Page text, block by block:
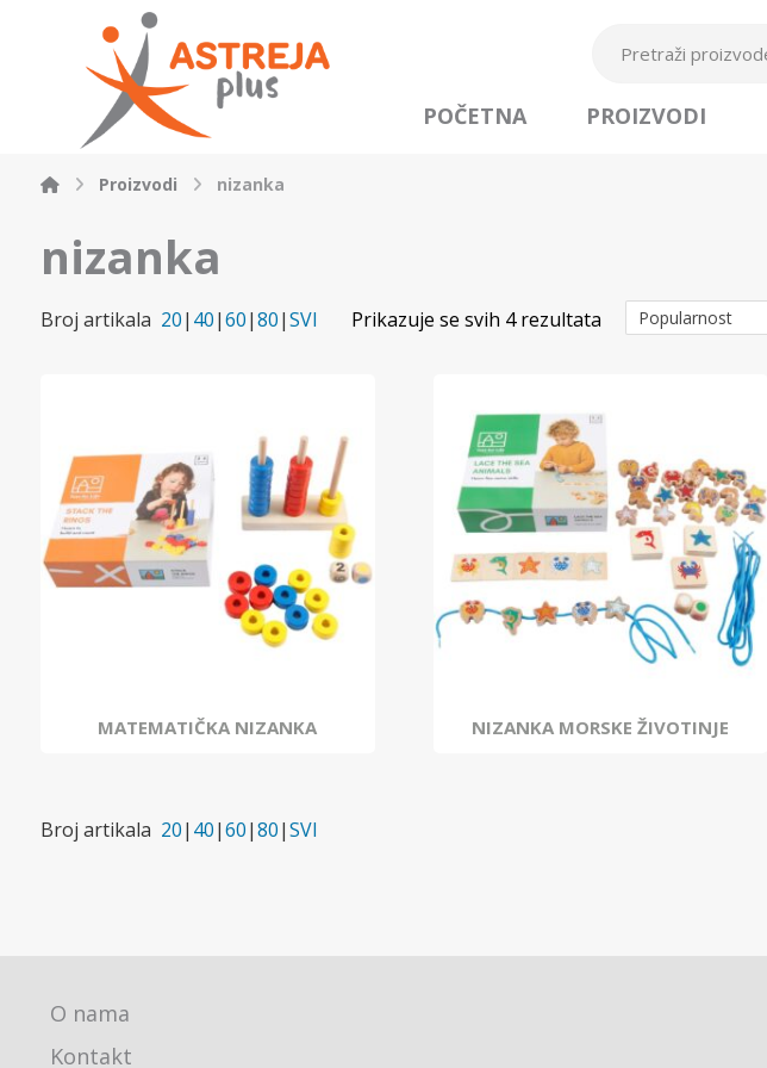
POČETNA PROIZVODI
Proizvodi nizanka
nizanka
Broj artikala 20| 40|60|80|SVI Prikazuje se svih 4 rezultata
MATEMATIČKA NIZANKA NIZANKA MORSKE ŽIVOTINJE
Broj artikala 20| 40|60|80|SVI
O nama
Kontakt